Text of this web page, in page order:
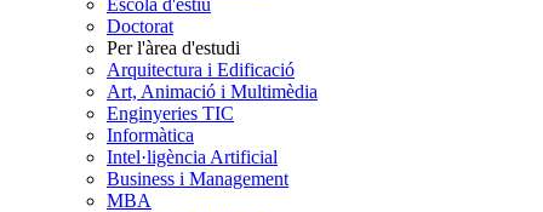
Escola d'estiu
Doctorat
Per l'àrea d'estudi
Arquitectura i Edificació
Art, Animació i Multimèdia
Enginyeries TIC
Informàtica
Intel·ligència Artificial
Business i Management
MBA